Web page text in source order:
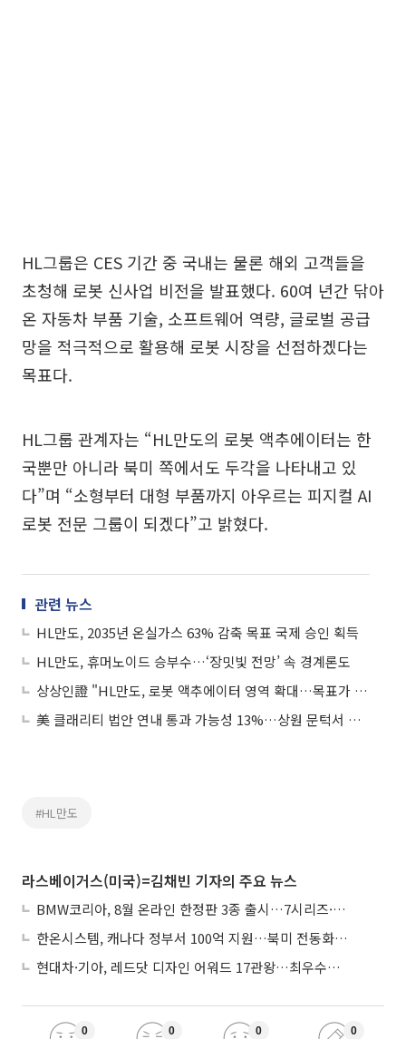
HL그룹은 CES 기간 중 국내는 물론 해외 고객들을
초청해 로봇 신사업 비전을 발표했다. 60여 년간 닦아
온 자동차 부품 기술, 소프트웨어 역량, 글로벌 공급
망을 적극적으로 활용해 로봇 시장을 선점하겠다는
목표다.
HL그룹 관계자는 “HL만도의 로봇 액추에이터는 한
국뿐만 아니라 북미 쪽에서도 두각을 나타내고 있
다”며 “소형부터 대형 부품까지 아우르는 피지컬 AI
로봇 전문 그룹이 되겠다”고 밝혔다.
관련 뉴스
HL만도, 2035년 온실가스 63% 감축 목표 국제 승인 획득
HL만도, 휴머노이드 승부수…‘장밋빛 전망’ 속 경계론도
상상인證 "HL만도, 로봇 액추에이터 영역 확대…목표가 27%↑"
美 클래리티 법안 연내 통과 가능성 13%…상원 문턱서 제동
#HL만도
라스베이거스(미국)=김채빈 기자의 주요 뉴스
BMW코리아, 8월 온라인 한정판 3종 출시…7시리즈·X7·M340i 투어링
한온시스템, 캐나다 정부서 100억 지원…북미 전동화 시장 가속
현대차·기아, 레드닷 디자인 어워드 17관왕…최우수상 2개 수상
0 0 0 0